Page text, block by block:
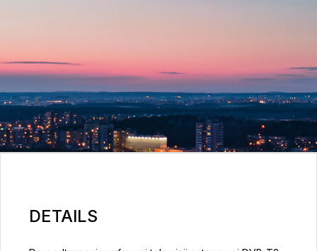
DETAILS